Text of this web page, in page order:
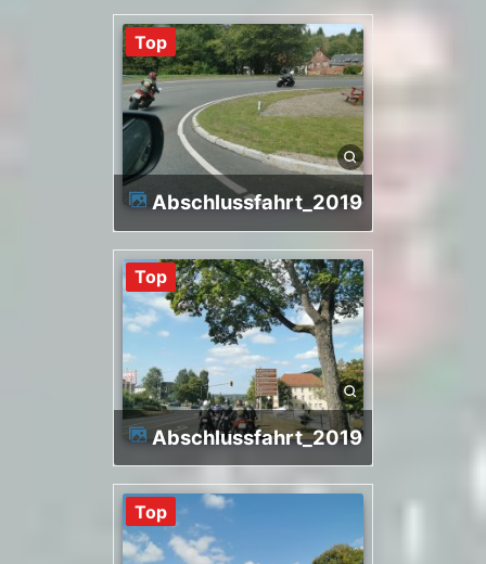
Top
Abschlussfahrt_2019
Top
Abschlussfahrt_2019
Top